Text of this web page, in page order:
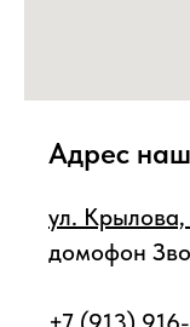
Адрес
ул.
домофон